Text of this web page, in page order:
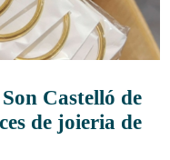
Castelló de
de joieria de